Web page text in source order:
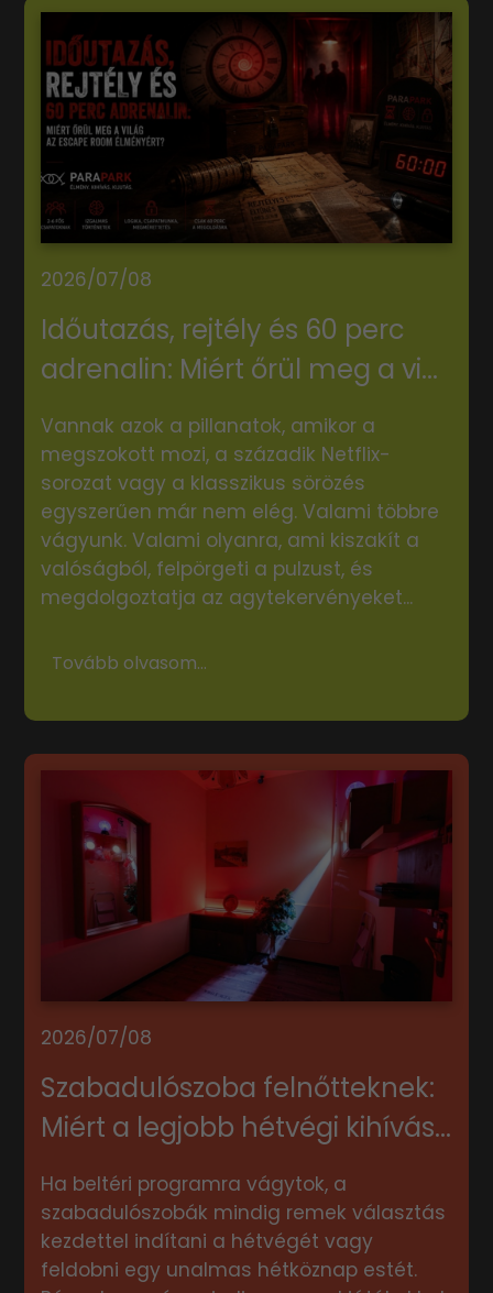
2026/07/08
Időutazás, rejtély és 60 perc
adrenalin: Miért őrül meg a vi...
Vannak azok a pillanatok, amikor a
megszokott mozi, a századik Netflix-
sorozat vagy a klasszikus sörözés
egyszerűen már nem elég. Valami többre
vágyunk. Valami olyanra, ami kiszakít a
valóságból, felpörgeti a pulzust, és
megdolgoztatja az agytekervényeket...
Tovább olvasom...
2026/07/08
Szabadulószoba felnőtteknek:
Miért a legjobb hétvégi kihívás...
Ha beltéri programra vágytok, a
szabadulószobák mindig remek választás
kezdettel indítani a hétvégét vagy
feldobni egy unalmas hétköznap estét.